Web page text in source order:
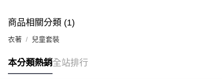
商品相關分類 (1)
衣著 兒童套裝
本分類熱銷全站排行